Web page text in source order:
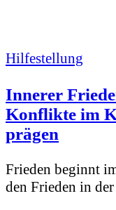
Hilfestellung
Innerer
Konflikte im
prägen
Frieden beginnt
den Frieden in